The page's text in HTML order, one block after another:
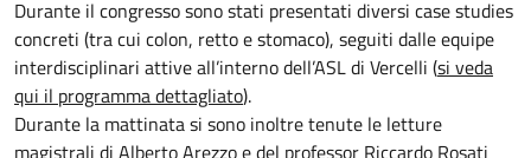
Durante il congresso sono stati presentati diversi case studies
concreti (tra cui colon, retto e stomaco), seguiti dalle equipe
interdisciplinari attive all’interno dell’ASL di Vercelli (si veda
qui il programma dettagliato).
Durante la mattinata si sono inoltre tenute le letture
magistrali di Alberto Arezzo e del professor Riccardo Rosati